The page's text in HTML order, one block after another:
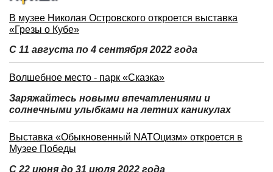
В музее Николая Островского откроется выставка
«Грезы о Кубе»
С 11 августа по 4 сентября 2022 года
Волшебное место - парк «Сказка»
Заряжайтесь новыми впечатлениями и
солнечными улыбками на летних каникулах
Выставка «Обыкновенный NATOцизм» откроется в
Музее Победы
С 22 июня до 31 июля 2022 года